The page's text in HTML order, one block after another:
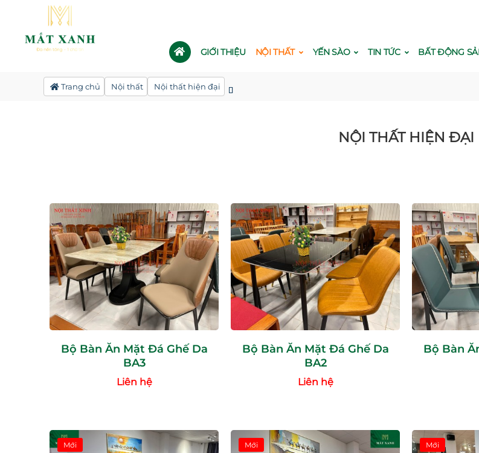
GIỚI THIỆU NỘI THẤT YẾN SÀO TIN TỨC BẤT ĐỘNG
Trang chủ Nội thất Nội thất hiện đại
NỘI THẤT HIỆN ĐẠI
Bộ Bàn Ăn Mặt Đá Ghế Da
BA3
Liên hệ
Bộ Bàn Ăn Mặt Đá Ghế Da
BA2
Liên hệ
Bộ Bàn
Mới Mới Mới